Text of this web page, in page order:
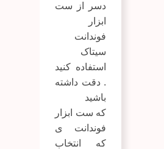
دسر از ست
ابزار
فوندانت
سیتاک
استفاده کنید
. دقت داشته
باشید
که ست ابزار
فوندانت ی
که انتخاب